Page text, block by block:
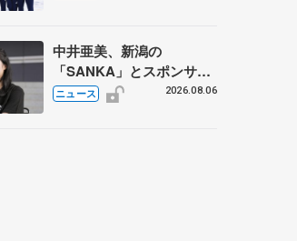
園子らコーチも
中井亜美、新潟の
「SANKA」とスポンサー
契約 「全力で応援」とコ
ニュース 2026.08.06